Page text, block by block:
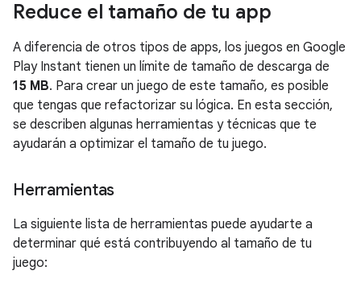
Reduce el tamaño de tu app
A diferencia de otros tipos de apps, los juegos en Google
Play Instant tienen un límite de tamaño de descarga de
15 MB. Para crear un juego de este tamaño, es posible
que tengas que refactorizar su lógica. En esta sección,
se describen algunas herramientas y técnicas que te
ayudarán a optimizar el tamaño de tu juego.
Herramientas
La siguiente lista de herramientas puede ayudarte a
determinar qué está contribuyendo al tamaño de tu
juego: